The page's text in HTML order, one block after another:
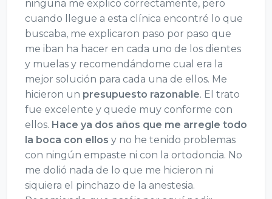
ninguna me explico correctamente, pero
cuando llegue a esta clínica encontré lo que
buscaba, me explicaron paso por paso que
me iban ha hacer en cada uno de los dientes
y muelas y recomendándome cual era la
mejor solución para cada una de ellos. Me
hicieron un presupuesto razonable. El trato
fue excelente y quede muy conforme con
ellos. Hace ya dos años que me arregle todo
la boca con ellos y no he tenido problemas
con ningún empaste ni con la ortodoncia. No
me dolió nada de lo que me hicieron ni
siquiera el pinchazo de la anestesia.